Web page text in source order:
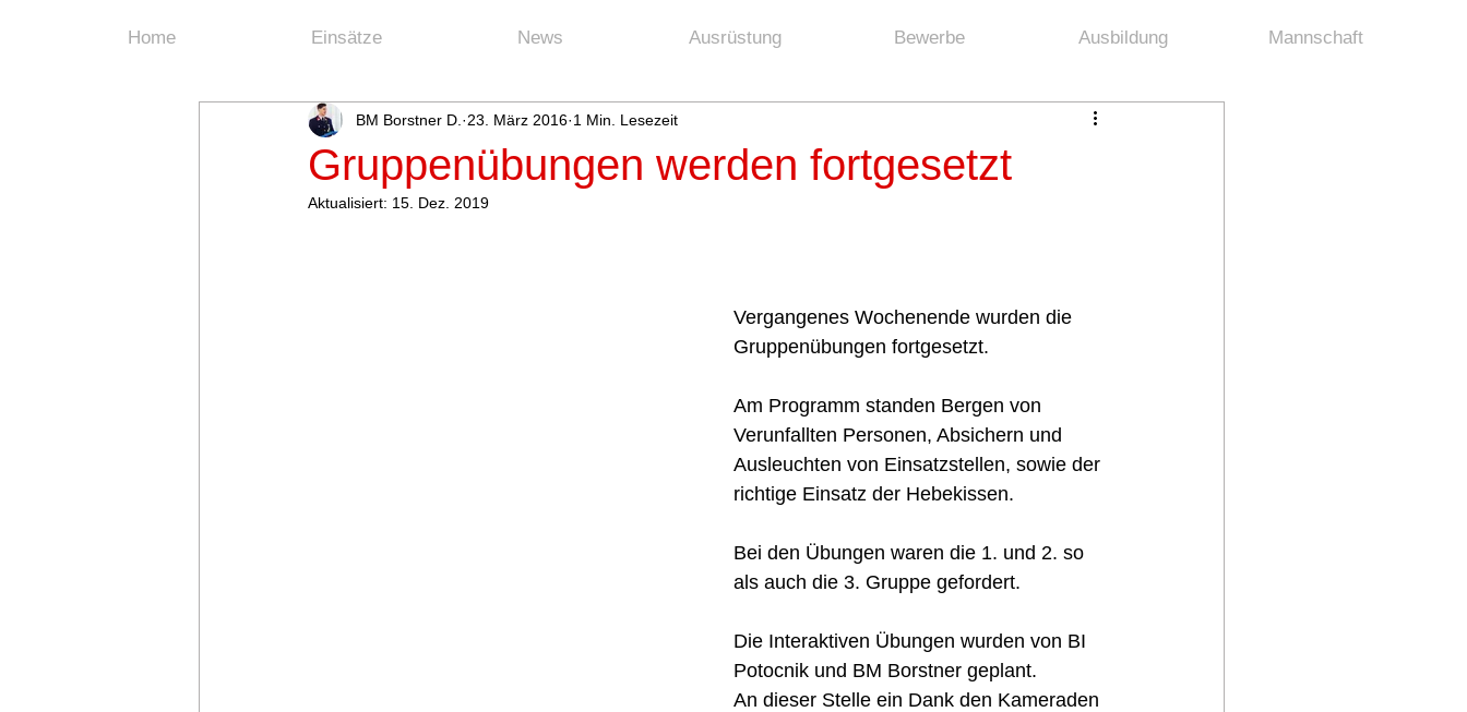
Home Einsätze News Ausrüstung Bewerbe Ausbildung Mannschaft
Gruppenübungen werden fortgesetzt
BM Borstner D. 23. März 2016 1 Min. Lesezeit
Aktualisiert: 15. Dez. 2019
Vergangenes Wochenende wurden die
Gruppenübungen fortgesetzt.
Am Programm standen Bergen von
Verunfallten Personen, Absichern und
Ausleuchten von Einsatzstellen, sowie der
richtige Einsatz der Hebekissen.
Bei den Übungen waren die 1. und 2. so
als auch die 3. Gruppe gefordert.
Die Interaktiven Übungen wurden von BI
Potocnik und BM Borstner geplant.
An dieser Stelle ein Dank den Kameraden